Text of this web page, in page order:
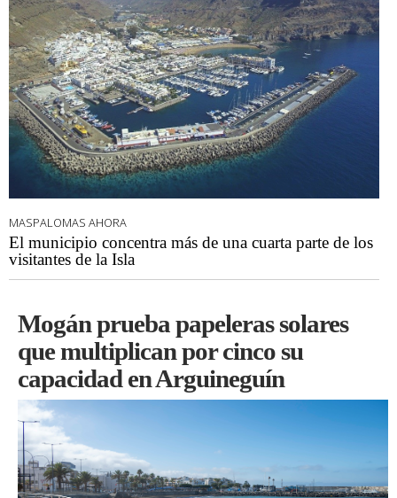
MASPALOMAS AHORA
El municipio concentra más de una cuarta parte de los
visitantes de la Isla
Mogán prueba papeleras solares
que multiplican por cinco su
capacidad en Arguineguín